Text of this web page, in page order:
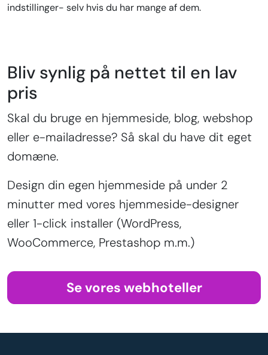
indstillinger- selv hvis du har mange af dem.
Bliv synlig på nettet til en lav
pris
Skal du bruge en hjemmeside, blog, webshop
eller e-mailadresse? Så skal du have dit eget
domæne.
Design din egen hjemmeside på under 2
minutter med vores hjemmeside-designer
eller 1-click installer (WordPress,
WooCommerce, Prestashop m.m.)
Se vores webhoteller